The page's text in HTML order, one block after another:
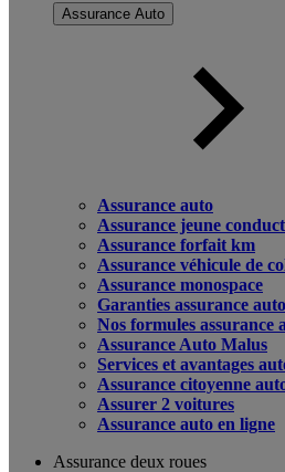
Assurance Auto
Assurance auto
Assurance jeune
Assurance forfait km
Assurance véhicule de
Assurance monospace
Garanties assurance auto
Nos formules assurance
Assurance Auto Malus
Services et avantages
Assurance citoyenne
Assurer 2 voitures
Assurance auto en ligne
Assurance deux roues